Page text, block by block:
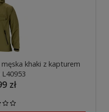
khaki z kapturem
zł